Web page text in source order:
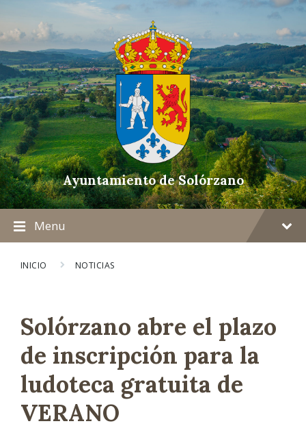
Ayuntamiento de Solórzano
Menu
INICIO NOTICIAS
Solórzano abre el plazo
de inscripción para la
ludoteca gratuita de
VERANO